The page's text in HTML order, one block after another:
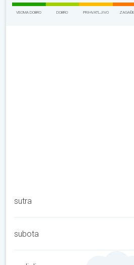
VEOMA DOBRO DOBRO PRIHVATLJIVO
sutra
subota